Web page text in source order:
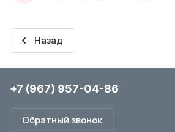
Назад
+7 (967) 957-04-86
Обратный звонок